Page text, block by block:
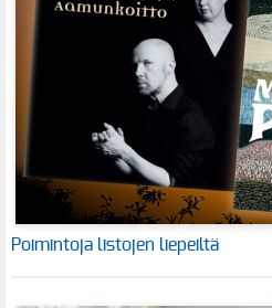
Poimintoja listojen liepeiltä